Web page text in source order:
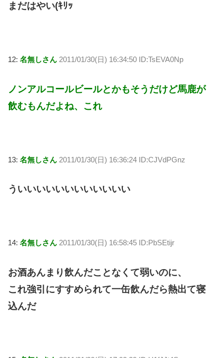
まだはやい(ｷﾘｯ
12: 名無しさん 2011/01/30(日) 16:34:50 ID:TsEVA0Np
ノンアルコールビールとかもそうだけど馬鹿が
飲むもんだよね、これ
13: 名無しさん 2011/01/30(日) 16:36:24 ID:CJVdPGnz
ういいいいいいいいいいいい
14: 名無しさん 2011/01/30(日) 16:58:45 ID:PbSEtijr
お酒あんまり飲んだことなくて弱いのに、
これ強引にすすめられて一缶飲んだら熱出て寝
込んだ